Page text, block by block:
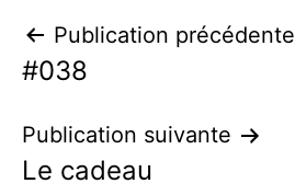
Navigation
de
l’article
Publication précédente
#038
Publication suivante
Le cadeau